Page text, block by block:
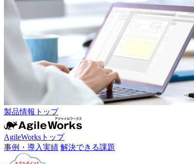
製品情報トップ
AgileWorksトップ
事例・導入実績 解決できる課題